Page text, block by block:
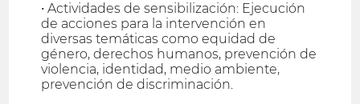
• Actividades de sensibilización: Ejecución
de acciones para la intervención en
diversas temáticas como equidad de
género, derechos humanos, prevención de
violencia, identidad, medio ambiente,
prevención de discriminación.